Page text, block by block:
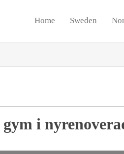
Home Sweden
i